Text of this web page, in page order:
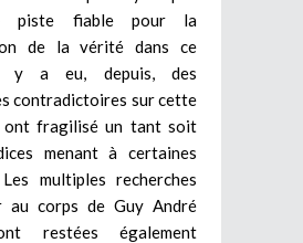
piste fiable pour la
de la vérité dans ce
y a eu, depuis, des
contradictoires sur cette
ont fragilisé un tant soit
menant à certaines
multiples recherches
au corps de Guy André
restées également